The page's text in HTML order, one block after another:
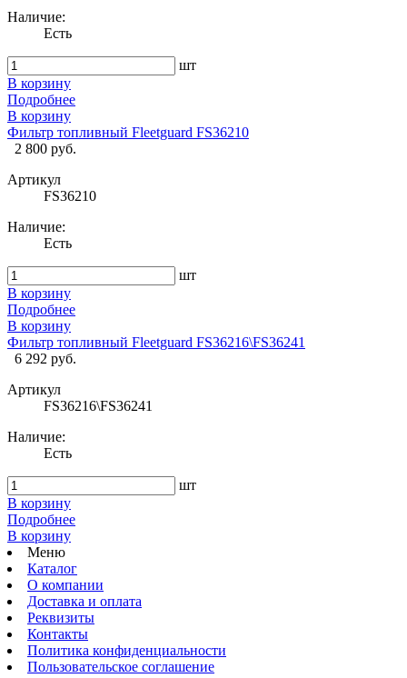
Наличие:
Есть
шт
В корзину
Подробнее
В корзину
Фильтр топливный Fleetguard FS36210
2 800 руб.
Артикул
FS36210
Наличие:
Есть
шт
В корзину
Подробнее
В корзину
Фильтр топливный Fleetguard FS36216\FS36241
6 292 руб.
Артикул
FS36216\FS36241
Наличие:
Есть
шт
В корзину
Подробнее
В корзину
Меню
Каталог
О компании
Доставка и оплата
Реквизиты
Контакты
Политика конфиденциальности
Пользовательское соглашение